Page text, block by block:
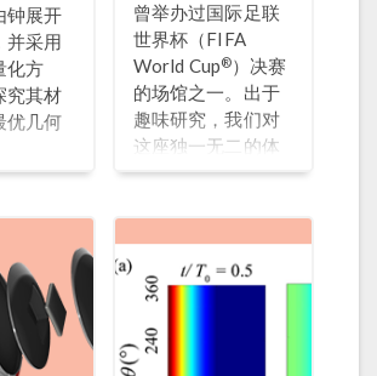
钟展开
并采用
化方
究其材
优几何
曾举办过国际足联
世界杯（FIFA
World Cup®）决赛
的场馆之一。出于
趣味研究，我们对
这座独一无二的体
育场的声学特性进